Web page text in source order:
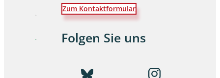
Zum Kontaktformular
Folgen Sie uns